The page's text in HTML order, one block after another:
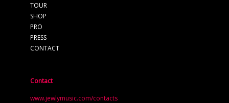
TOUR
SHOP
PRO
PRESS
CONTACT
Contact
www.jewlymusic.com/contacts